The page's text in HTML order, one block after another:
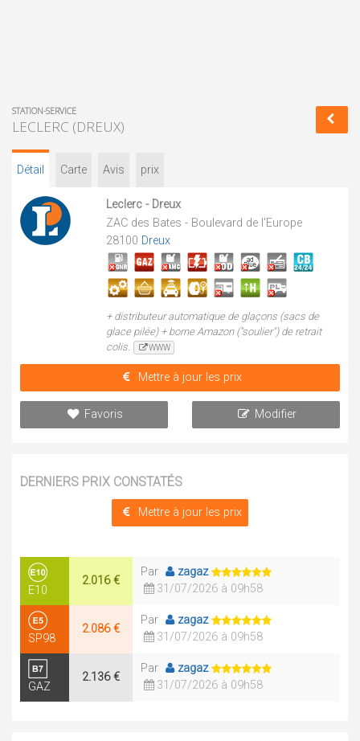
STATION-SERVICE
LECLERC (DREUX)
Détail Carte Avis prix
Leclerc - Dreux
ZAC des Bates - Boulevard de l'Europe
28100 Dreux
+ distributeur automatique de glaçons (sacs de
glace pilée) + borne Amazon ("soulier") de retrait
colis.
WWW
Mettre à jour les prix
Favoris Modifier
DERNIERS PRIX CONSTATÉS
Mettre à jour les prix
E10
2.016 €
Par
zagaz
31/07/2026 à 09h58
SP98
2.086 €
Par
zagaz
31/07/2026 à 09h58
GAZ
2.136 €
Par
zagaz
31/07/2026 à 09h58